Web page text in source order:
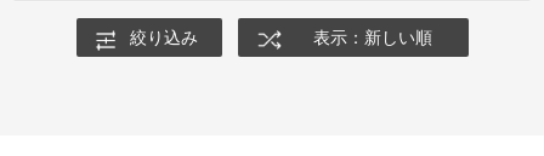
絞り込み 表示：新しい順